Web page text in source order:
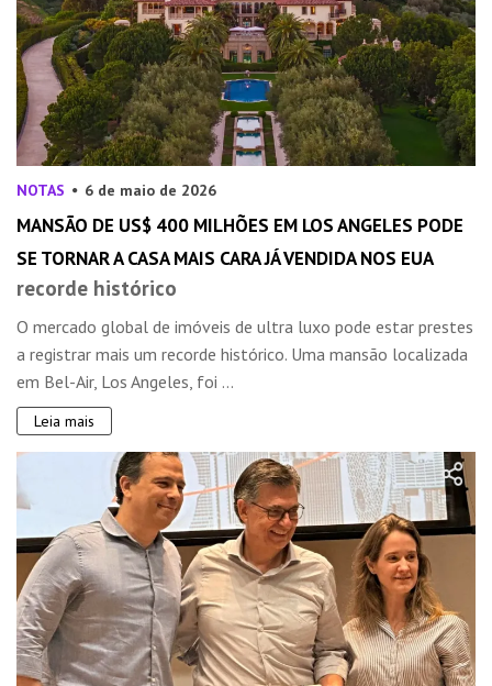
NOTAS 6 de maio de 2026
MANSÃO DE US$ 400 MILHÕES EM LOS ANGELES PODE
SE TORNAR A CASA MAIS CARA JÁ VENDIDA NOS EUA
recorde histórico
O mercado global de imóveis de ultra luxo pode estar prestes
a registrar mais um recorde histórico. Uma mansão localizada
em Bel-Air, Los Angeles, foi ...
Leia mais